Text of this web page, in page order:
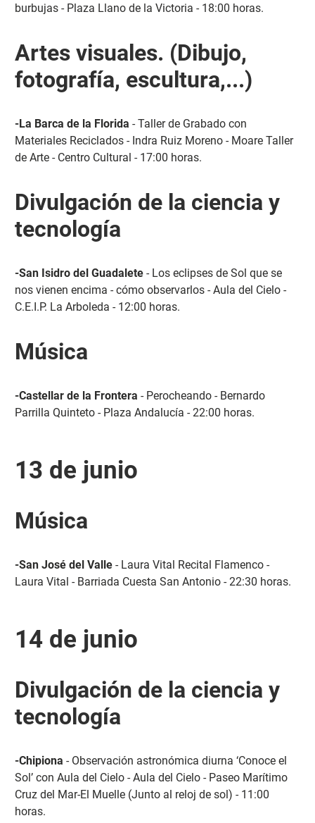
burbujas - Plaza Llano de la Victoria - 18:00 horas.
Artes visuales. (Dibujo,
fotografía, escultura,...)
-La Barca de la Florida - Taller de Grabado con
Materiales Reciclados - Indra Ruiz Moreno - Moare Taller
de Arte - Centro Cultural - 17:00 horas.
Divulgación de la ciencia y
tecnología
-San Isidro del Guadalete- Los eclipses de Sol que se
nos vienen encima - cómo observarlos - Aula del Cielo -
C.E.I.P. La Arboleda - 12:00 horas.
Música
-Castellar de la Frontera - Perocheando - Bernardo
Parrilla Quinteto - Plaza Andalucía - 22:00 horas.
13 de junio
Música
-San José del Valle- Laura Vital Recital Flamenco -
Laura Vital - Barriada Cuesta San Antonio - 22:30 horas.
14 de junio
Divulgación de la ciencia y
tecnología
-Chipiona - Observación astronómica diurna ‘Conoce el
Sol’ con Aula del Cielo - Aula del Cielo - Paseo Marítimo
Cruz del Mar-El Muelle (Junto al reloj de sol) - 11:00
horas.